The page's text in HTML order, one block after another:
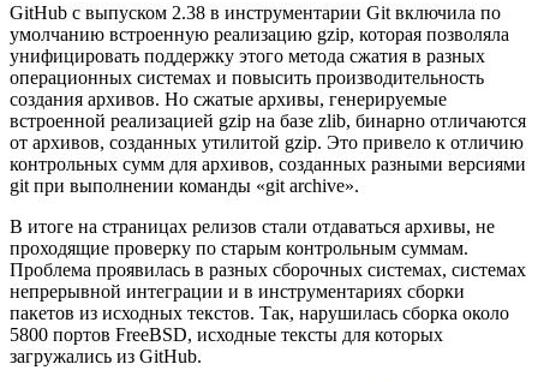
GitHub с выпуском 2.38 в инструментарии Git включила по
умолчанию встроенную реализацию gzip, которая позволяла
унифицировать поддержку этого метода сжатия в разных
операционных системах и повысить производительность
создания архивов. Но сжатые архивы, генерируемые
встроенной реализацией gzip на базе zlib, бинарно отличаются
от архивов, созданных утилитой gzip. Это привело к отличию
контрольных сумм для архивов, созданных разными версиями
git при выполнении команды «git archive».
В итоге на страницах релизов стали отдаваться архивы, не
проходящие проверку по старым контрольным суммам.
Проблема проявилась в разных сборочных системах, системах
непрерывной интеграции и в инструментариях сборки
пакетов из исходных текстов. Так, нарушилась сборка около
5800 портов FreeBSD, исходные тексты для которых
загружались из GitHub.